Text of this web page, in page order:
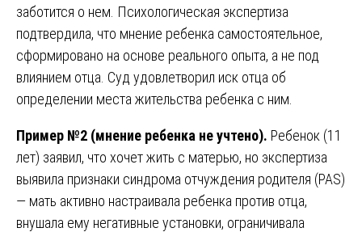
заботится о нем. Психологическая экспертиза
подтвердила, что мнение ребенка самостоятельное,
сформировано на основе реального опыта, а не под
влиянием отца. Суд удовлетворил иск отца об
определении места жительства ребенка с ним.
Пример №2 (мнение ребенка не учтено). Ребенок (11
лет) заявил, что хочет жить с матерью, но экспертиза
выявила признаки синдрома отчуждения родителя (PAS)
— мать активно настраивала ребенка против отца,
внушала ему негативные установки, ограничивала